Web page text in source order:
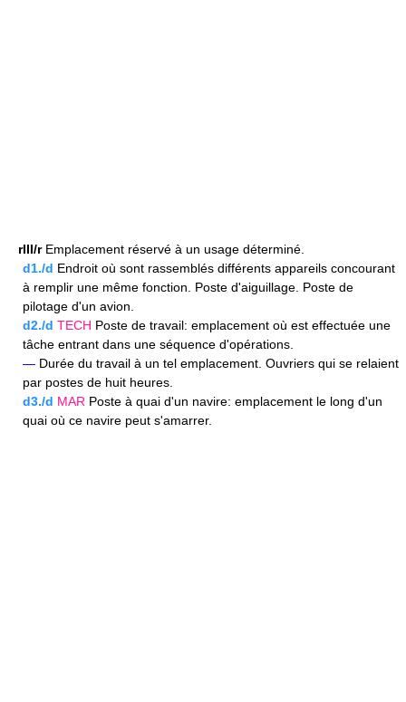
rIII/rEmplacement réservé à un usage déterminé.
d1./d Endroit où sont rassemblés différents appareils concourant
à remplir une même fonction. Poste d'aiguillage. Poste de
pilotage d'un avion.
d2./d TECH Poste de travail: emplacement où est effectuée une
tâche entrant dans une séquence d'opérations.
— Durée du travail à un tel emplacement. Ouvriers qui se relaient
par postes de huit heures.
d3./d MAR Poste à quai d'un navire: emplacement le long d'un
quai où ce navire peut s'amarrer.